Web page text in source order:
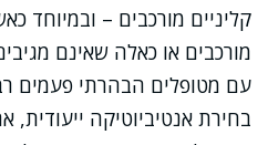
קליניים מורכבים – ובמיוחד
מורכבים או כאלה שאינם
עם מטופלים הבהרתי פעמים
בחירת אנטיביוטיקה